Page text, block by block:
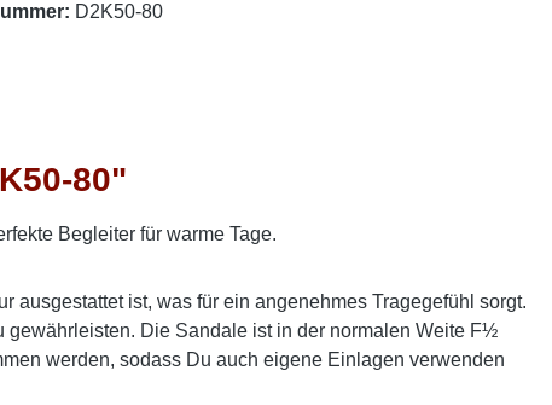
D2K50-80
80"
Begleiter für warme Tage.
ausgestattet ist, was für ein angenehmes Tragegefühl sorgt.
Die Sandale ist in der normalen Weite F½
werden, sodass Du auch eigene Einlagen verwenden